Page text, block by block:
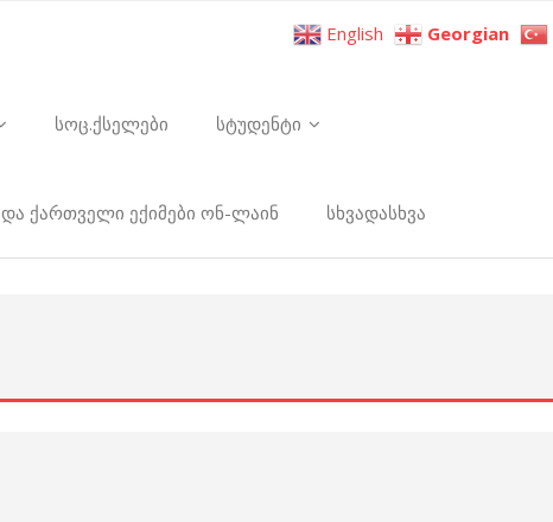
სოც.ქსელები სტუდენტი
ქართველი ექიმები ონ-ლაინ სხვადასხვა
English Georgian